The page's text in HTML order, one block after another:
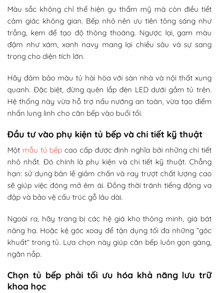
Màu sắc không chỉ thể hiện gu thẩm mỹ mà còn điều tiết
cảm giác không gian. Bếp nhỏ nên ưu tiên tông sáng như
trắng, kem để tạo độ thông thoáng. Ngược lại, gam màu
đậm như xám, xanh navy mang lại chiều sâu và sự sang
trọng cho diện tích lớn.
Hãy đảm bảo màu tủ hài hòa với sàn nhà và nội thất xung
quanh. Đặc biệt, đừng quên lắp đèn LED dưới gầm tủ trên.
Hệ thống này vừa hỗ trợ nấu nướng an toàn, vừa tạo điểm
nhấn lung linh cho căn bếp vào buổi tối.
Đầu tư vào phụ kiện tủ bếp và chi tiết kỹ thuật
Một mẫu tủ bếp cao cấp được định nghĩa bởi những chi tiết
nhỏ nhất. Đó chính là phụ kiện và chi tiết kỹ thuật. Chẳng
hạn: sử dụng bản lề giảm chấn và ray trượt chất lượng cao
sẽ giúp việc đóng mở êm ái. Đồng thời tránh tiếng động va
đập và bảo vệ cấu trúc gỗ lâu dài.
Ngoài ra, hãy trang bị các hệ giá kho thông minh, giá bát
nâng hạ. Hoặc kệ góc xoay để tận dụng tối đa những “góc
khuất” trong tủ. Lựa chọn này giúp căn bếp luôn gọn gàng,
ngăn nắp.
Chọn tủ bếp phải tối ưu hóa khả năng lưu trữ
khoa học